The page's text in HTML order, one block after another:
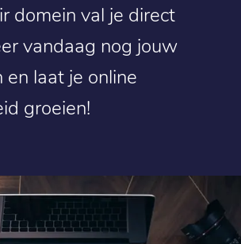
domein val je direct
vandaag nog jouw
en laat je online
groeien!